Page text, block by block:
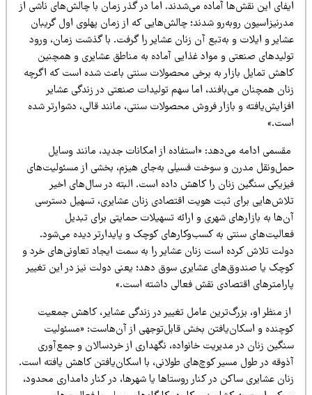
این نقش‌ها آماده می‌شدند. اما در گذر زمان با چالش‌های ناشی از
روبه‌رو شدند؛ چالش‌هایی که از زمان پهلوی اول گریبان
و ایلات و به‌تبع آن زنان عشایر را گرفت. با گذشت زمان، ورود
صنعتی و مواد غذایی آماده به مناطق عشایری و همچنین
تمایل بازار به برخی محصولات سنتی باعث شده است که اگرچه
همچنان می‌بافند، اما سهم تولیدات صنعتی در زندگی عشایر
و بازار فروش محصولات سنتی، مانند قالی، دشوارتر شده
ادامه می‌دهد: «استفاده از امکانات جدید، مانند وسایل
مدرن و سوخت فسیلی به‌جای هیزم، بخشی از مسئولیت‌های
سنگین زنان را کاهش داده است. البته در سال‌های اخیر
برای ثبت هویت اقتصادی زنان عشایری، تسهیل دسترسی
به بازارهای شهری و ارائه تسهیلات حمایتی برای تبدیل
سنتی به کسب‌وکارهای کوچک و پایدارتر دیده می‌شود.
تلاش کرده است زنان عشایر را به سمت ایجاد تعاونی‌های خرد و
یا صندوق‌های عشایری سوق دهد؛ یعنی دولت نیز در این تغییر
اقتصادی نقش فعالی داشته است.»
منظر او، بزرگ‌ترین عامل تغییر در زندگی عشایر، کاهش جمعیت
و اسکان‌یافتن بخش قابل‌توجهی از آن‌هاست: «مسئولیت
زنان در مدیریت خانواده، نگهداری از خردسالان و جمع‌آوری
در طول مسیر کوچ‌های طولانی، با اسکان‌یافتن کاهش یافته است.
عشایری ساکن در کنار روستاها یا شهرها، در کنار دامداری محدود،